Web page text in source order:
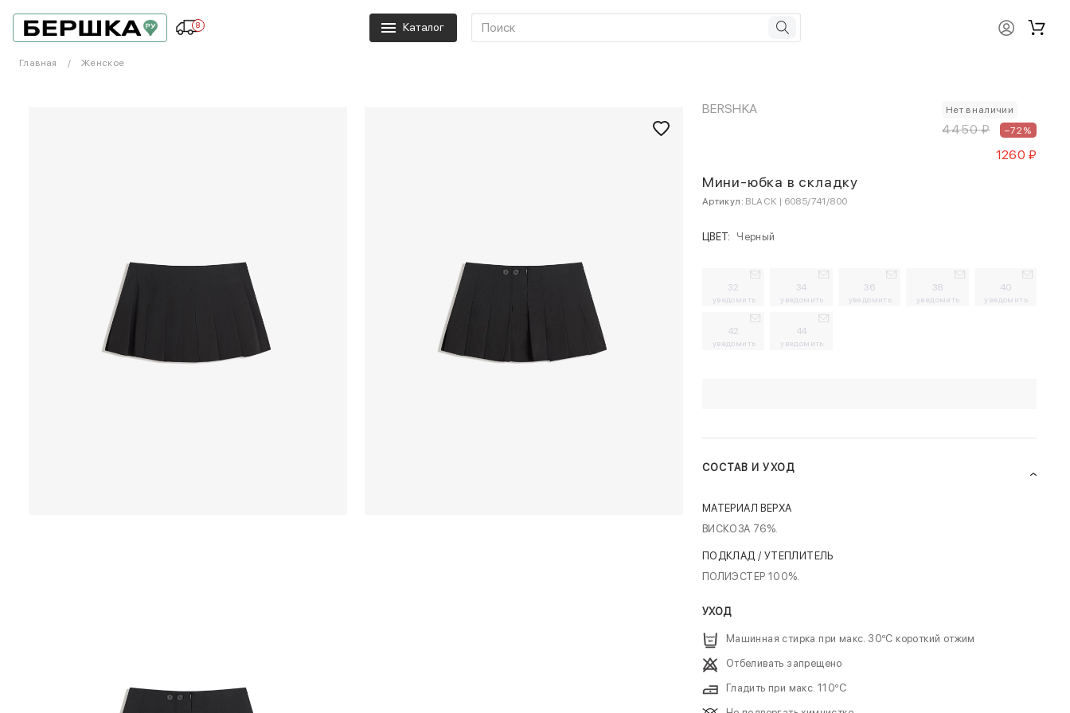
8 Каталог
Главная Женское
BERSHKA Нет в наличии
4450 ₽ –72%
1260 ₽
Мини-юбка в складку
Артикул: BLACK | 6085/741/800
ЦВЕТ: Черный
32
уведомить
34
уведомить
36
уведомить
38
уведомить
40
уведомить
42
уведомить
44
уведомить
СОСТАВ И УХОД
МАТЕРИАЛ ВЕРХА
ВИСКОЗА 76%.
ПОДКЛАД / УТЕПЛИТЕЛЬ
ПОЛИЭСТЕР 100%.
УХОД
Машинная стирка при макс. 30ºC короткий отжим
Отбеливать запрещено
Гладить при макс. 110ºC